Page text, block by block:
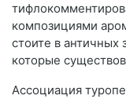
композициями
стоите в античных
которые
Ассоциация